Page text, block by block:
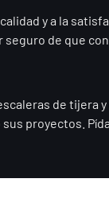
y a la
de que
de
proyectos.